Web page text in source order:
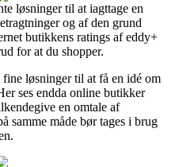
løsninger til at iagttage en
og af den grund
butikkens ratings af eddy+
for at du shopper.
løsninger til at få en idé om
ses endda online butikker
en omtale af
samme måde bør tages i brug